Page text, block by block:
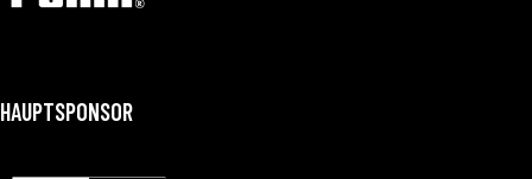
HAUPTSPONSOR